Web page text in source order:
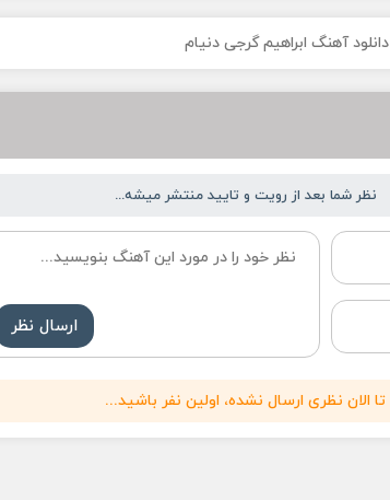
دانلود آهنگ ابراهیم گرجی دنیام
نظر شما بعد از رویت و تایید منتشر میشه...
ارسال نظر
تا الان نظری ارسال نشده، اولین نفر باشید...